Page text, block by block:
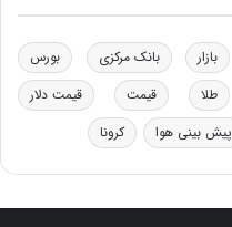
بازار بانک مرکزی
بورس
طلا قیمت
قیمت دلار
پیش بینی هوا کرونا